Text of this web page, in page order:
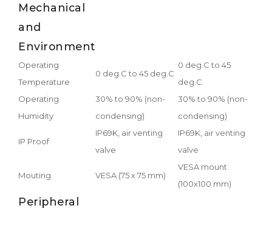
Mechanical
and
Environment
Operating
Temperature
0 deg.C to 45 deg.C
0 deg.C to 45
deg.C
Operating
Humidity
30% to 90% (non-
condensing)
30% to 90% (non-
condensing)
IP Proof
IP69K, air venting
valve
IP69K, air venting
valve
Mouting VESA (75 x 75 mm)
VESA mount
(100x100 mm)
Peripheral